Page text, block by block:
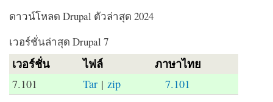
ดาวน์โหลด Drupal ตัวล่าสุด 2024
เวอร์ชั่นล่าสุด Drupal 7
เวอร์ชั่น ไฟล์ ภาษาไทย
7.101 Tar |zip 7.101